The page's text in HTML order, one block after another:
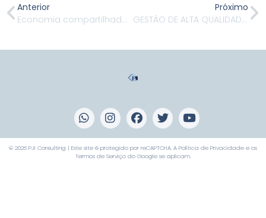
Anterior
Economia compartilhada na prática
Próximo
GESTÃO DE ALTA QUALIDADE DÁ FRUTOS PERMANENTES
© 2026 PJI Consulting | Este site é protegido por reCAPTCHA. A Política de Privacidade e os
Termos de Serviço do Google se aplicam.